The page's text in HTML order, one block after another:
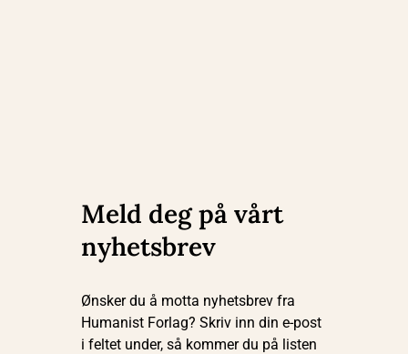
Meld deg på vårt
nyhetsbrev
Ønsker du å motta nyhetsbrev fra
Humanist Forlag? Skriv inn din e-post
i feltet under, så kommer du på listen